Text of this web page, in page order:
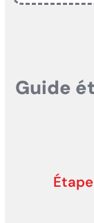
Guide
Étape